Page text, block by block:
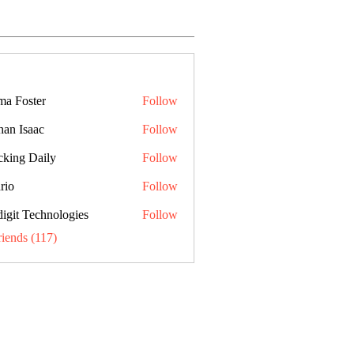
Foster Follow
Isaac Follow
Daily Follow
Follow
Technologies
Follow
(117)